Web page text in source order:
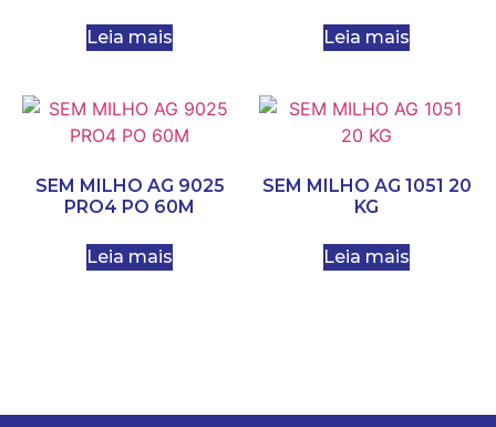
Leia mais Leia mais
SEM MILHO AG 9025
PRO4 PO 60M
Leia mais
SEM MILHO AG 1051 20
KG
Leia mais